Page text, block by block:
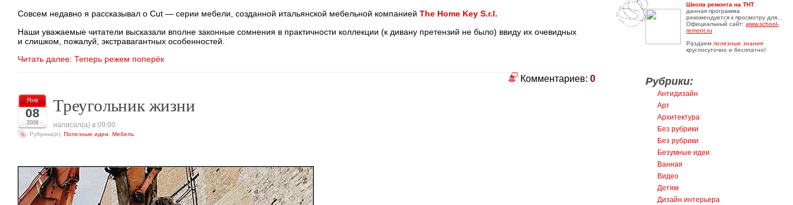
Совсем недавно я рассказывал о Cut — серии мебели, созданной итальянской мебельной компанией The Home Key S.r.l.
Наши уважаемые читатели высказали вполне законные сомнения в практичности коллекции (к дивану претензий не было) ввиду их очевидных
и слишком, пожалуй, экстравагантных особенностей.
Читать далее: Теперь режем поперёк
Комментариев: 0
Янв
08
2009
Треугольник жизни
написал(а) в 09:00
Рубрика(и): Полезные идеи, Мебель
Школа ремонта на ТНТ
данная программа
рекомендуется к просмотру для...
Официальный сайт: www.school-
remont.ru
Раздаем полезные знания
круглосуточно и бесплатно!
Рубрики:
Антидизайн
Арт
Архитектура
Без рубрики
Без рубрики
Безумные идеи
Ванная
Видео
Детям
Дизайн интерьера